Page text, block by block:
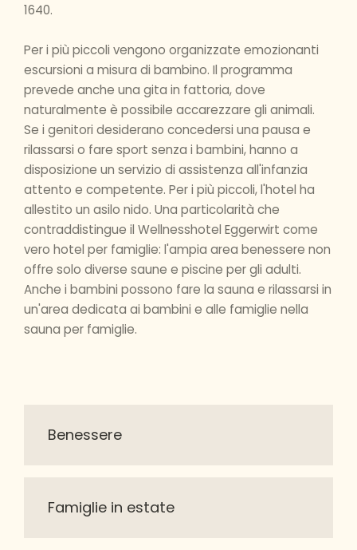
1640.
Per i più piccoli vengono organizzate emozionanti
escursioni a misura di bambino. Il programma
prevede anche una gita in fattoria, dove
naturalmente è possibile accarezzare gli animali.
Se i genitori desiderano concedersi una pausa e
rilassarsi o fare sport senza i bambini, hanno a
disposizione un servizio di assistenza all'infanzia
attento e competente. Per i più piccoli, l'hotel ha
allestito un asilo nido. Una particolarità che
contraddistingue il Wellnesshotel Eggerwirt come
vero hotel per famiglie: l'ampia area benessere non
offre solo diverse saune e piscine per gli adulti.
Anche i bambini possono fare la sauna e rilassarsi in
un'area dedicata ai bambini e alle famiglie nella
sauna per famiglie.
Benessere
Famiglie in estate